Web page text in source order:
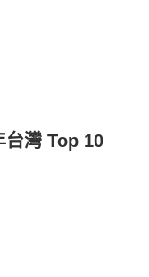
台灣 Top 10